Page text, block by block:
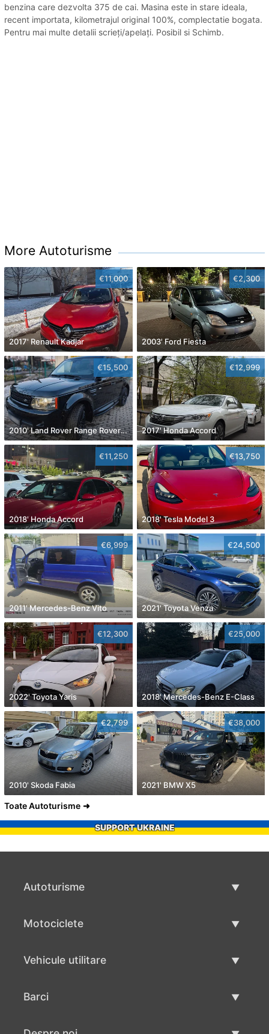
benzina care dezvolta 375 de cai. Masina este in stare ideala,
recent importata, kilometrajul original 100%, complectatie bogata.
Pentru mai multe detalii scrieți/apelați. Posibil si Schimb.
More Autoturisme
€11,000
2017' Renault Kadjar
€2,300
2003' Ford Fiesta
€15,500
2010' Land Rover Range Rover Sport
€12,999
2017' Honda Accord
€11,250
2018' Honda Accord
€13,750
2018' Tesla Model 3
€6,999
2011' Mercedes-Benz Vito
€24,500
2021' Toyota Venza
€12,300
2022' Toyota Yaris
€25,000
2018' Mercedes-Benz E-Class
€2,799
2010' Skoda Fabia
€38,000
2021' BMW X5
Toate Autoturisme
SUPPORT UKRAINE
Autoturisme
Motociclete
Vehicule utilitare
Barci